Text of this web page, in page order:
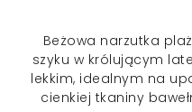
Beżowa narzutka
szyku w królującym
lekkim, idealnym na
cienkiej tkaniny